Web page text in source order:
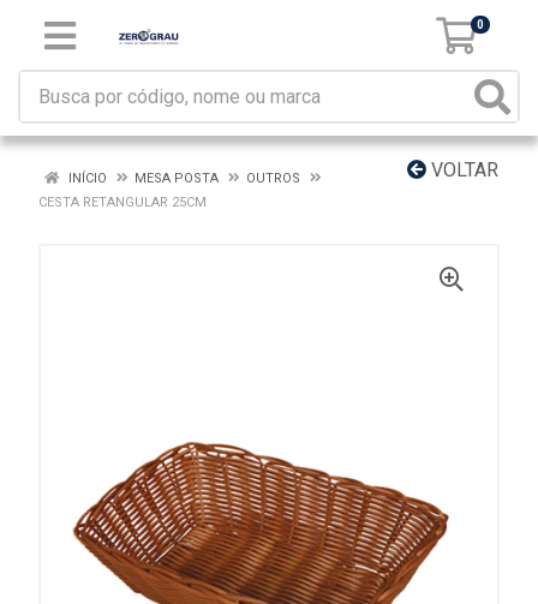
0
VOLTAR
INÍCIO MESA POSTA
OUTROS
CESTA RETANGULAR 25CM